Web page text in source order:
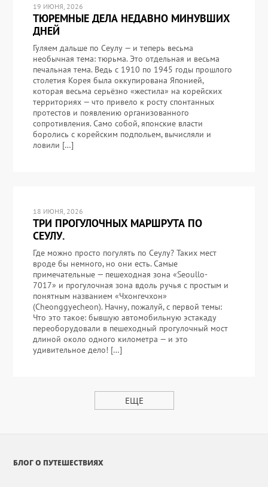
19 ИЮНЯ, 2026
ТЮРЕМНЫЕ ДЕЛА НЕДАВНО МИНУВШИХ
ДНЕЙ
Гуляем дальше по Сеулу — и теперь весьма
необычная тема: тюрьма. Это отдельная и весьма
печальная тема. Ведь с 1910 по 1945 годы прошлого
столетия Корея была оккупирована Японией,
которая весьма серьёзно «жестила» на корейских
территориях — что привело к росту спонтанных
протестов и появлению организованного
сопротивления. Само собой, японские власти
боролись с корейским подпольем, вычисляли и
ловили […]
18 ИЮНЯ, 2026
ТРИ ПРОГУЛОЧНЫХ МАРШРУТА ПО
СЕУЛУ.
Где можно просто погулять по Сеулу? Таких мест
вроде бы немного, но они есть. Самые
примечательные — пешеходная зона «Seoullo-
7017» и прогулочная зона вдоль ручья с простым и
понятным названием «Чхонгечхон»
(Cheonggyecheon). Начну, пожалуй, с первой темы:
Что это такое: бывшую автомобильную эстакаду
переоборудовали в пешеходный прогулочный мост
длиной около одного километра — и это
удивительное дело! […]
ЕЩЕ
БЛОГ О ПУТЕШЕСТВИЯХ